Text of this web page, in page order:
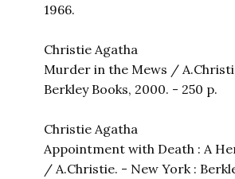
1966.
Christie Agatha
Murder in the Mews /
Berkley Books, 2000. - 250 p.
Christie Agatha
Appointment with Death : A
/ A.Christie. - New York :